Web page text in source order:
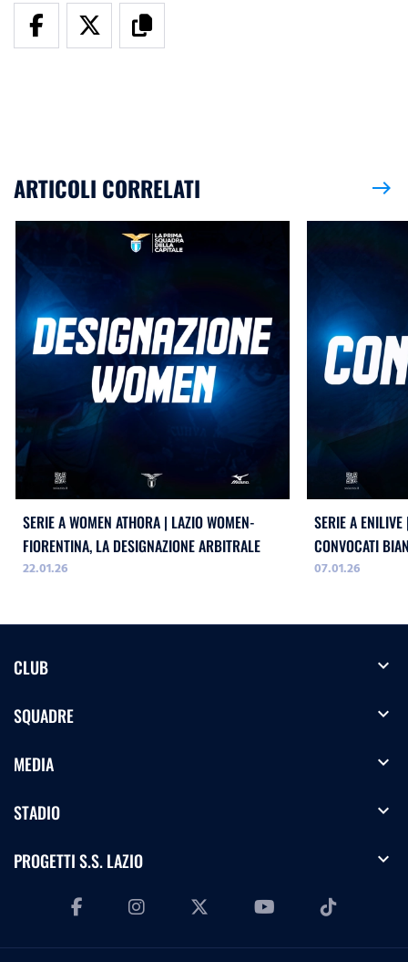
ARTICOLI CORRELATI east
SERIE A WOMEN ATHORA | LAZIO WOMEN-
FIORENTINA, LA DESIGNAZIONE ARBITRALE
22.01.26
SERIE A
CONVOCATI
07.01.26
CLUB expand_more
SQUADRE expand_more
MEDIA expand_more
STADIO expand_more
PROGETTI S.S. LAZIO expand_more